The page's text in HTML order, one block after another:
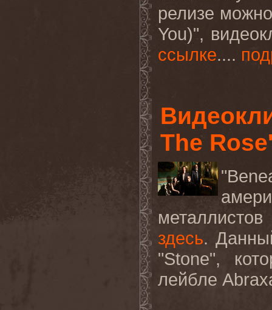
релизе
You)",
ссылке....
The
здесь.
"Stone",
лейбле